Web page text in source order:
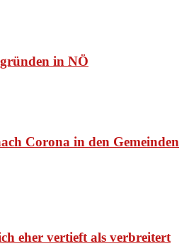
in NÖ
Corona in den Gemeinden
eher vertieft als verbreitert